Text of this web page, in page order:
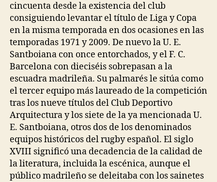
cincuenta desde la existencia del club
consiguiendo levantar el título de Liga y Copa
en la misma temporada en dos ocasiones en las
temporadas 1971 y 2009. De nuevo la U. E.
Santboiana con once entorchados, y el F. C.
Barcelona con dieciséis sobrepasan a la
escuadra madrileña. Su palmarés le sitúa como
el tercer equipo más laureado de la competición
tras los nueve títulos del Club Deportivo
Arquitectura y los siete de la ya mencionada U.
E. Santboiana, otros dos de los denominados
equipos históricos del rugby español. El siglo
XVIII significó una decadencia de la calidad de
la literatura, incluida la escénica, aunque el
público madrileño se deleitaba con los sainetes